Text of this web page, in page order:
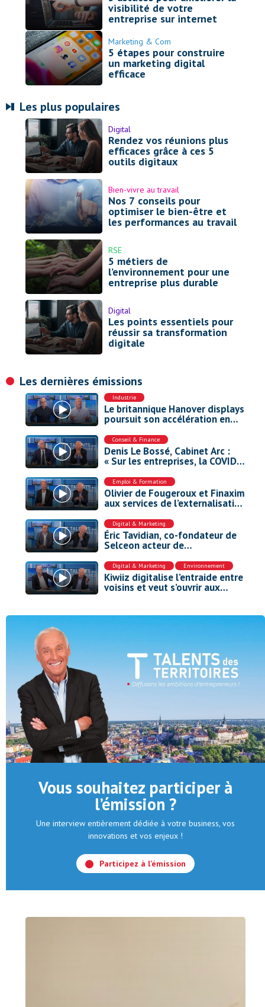
visibilité de votre
entreprise sur internet
Marketing & Com
5 étapes pour construire
un marketing digital
efficace
Les plus populaires
Digital
Rendez vos réunions plus
efficaces grâce à ces 5
outils digitaux
Bien-vivre au travail
Nos 7 conseils pour
optimiser le bien-être et
les performances au travail
RSE
5 métiers de
l’environnement pour une
entreprise plus durable
Digital
Les points essentiels pour
réussir sa transformation
digitale
Les dernières émissions
Industrie
Le britannique Hanover displays
poursuit son accélération en
Conseil & Finance
Denis Le Bossé, Cabinet Arc :
« Sur les entreprises, la COVID a
en Ukraine »
Emploi & Formation
Olivier de Fougeroux et Finaxim
aux services de l’externalisation
Digital & Marketing
Éric Tavidian, co-fondateur de
Selceon acteur de
nouvelle génération.
Digital & Marketing , Environnement
Kiwiiz digitalise l’entraide entre
voisins et veut s’ouvrir aux
Vous souhaitez participer à
l’émission ?
Une interview entièrement dédiée à votre business, vos
innovations et vos enjeux !
Participez à l’émission